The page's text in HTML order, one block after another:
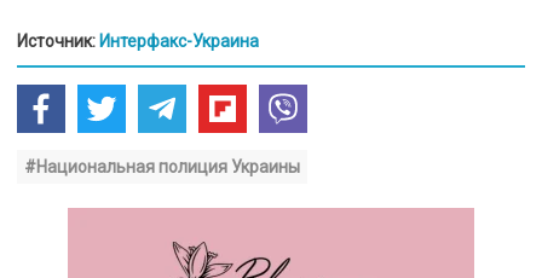
Источник: Интерфакс-Украина
#Национальная полиция Украины